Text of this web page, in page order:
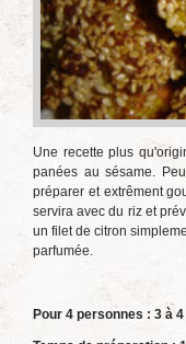
Une recette plus
panées au sésame.
préparer et extrêment
servira avec du riz et
un filet de citron
parfumée.
Pour 4 personnes : 3 à